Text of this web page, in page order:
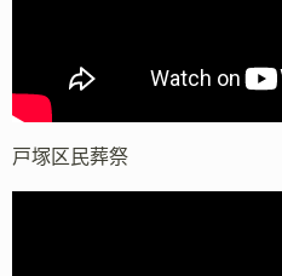
戸塚区民葬祭